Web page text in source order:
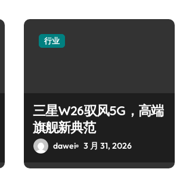
行业
三星W26驭风5G，高端
旗舰新典范
dawei 3 月 31, 2026